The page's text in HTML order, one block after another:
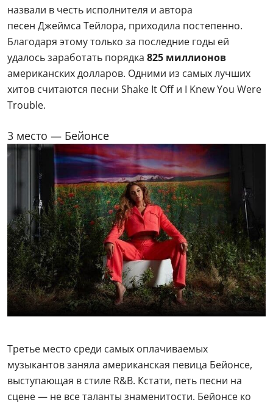
назвали в честь исполнителя и автора
песен Джеймса Тейлора, приходила постепенно.
Благодаря этому только за последние годы ей
удалось заработать порядка 825 миллионов
американских долларов. Одними из самых лучших
хитов считаются песни Shake It Off и I Knew You Were
Trouble.
3 место — Бейонсе
Третье место среди самых оплачиваемых
музыкантов заняла американская певица Бейонсе,
выступающая в стиле R&B. Кстати, петь песни на
сцене — не все таланты знаменитости. Бейонсе ко